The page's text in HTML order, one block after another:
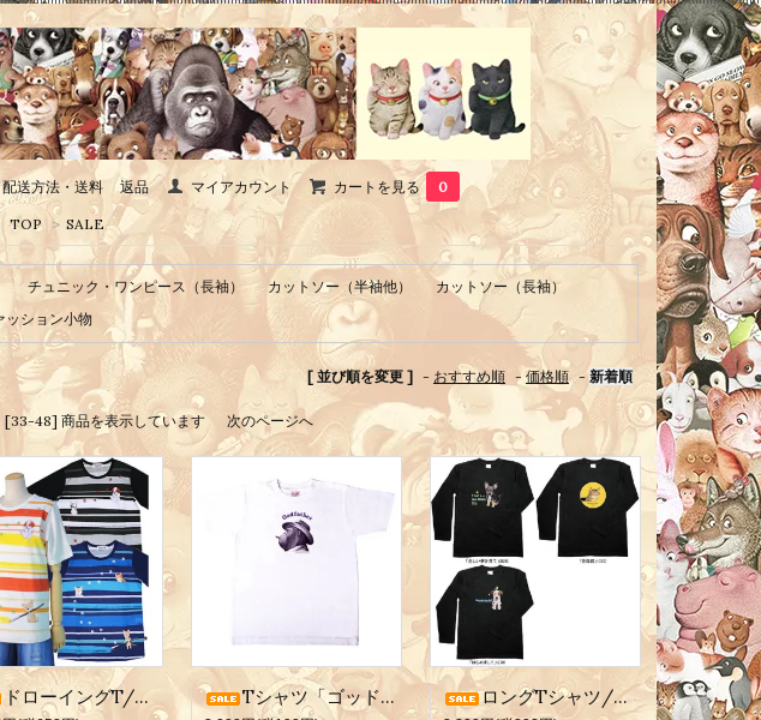
配送方法・送料 返品 マイアカウント カートを見る 0
TOP > SALE
チュニック・ワンピース（長袖） カットソー（半袖他）
カットソー（長袖）
ッション小物
[ 並び順を変更 ] - おすすめ順 - 価格順 -新着順
[33-48] 商品を表示しています 次のページへ
ドローイングT/Mサイズ Tシャツ「ゴッドファーザー」ホワイト150サイズ ロングTシャツ/XSサイズ